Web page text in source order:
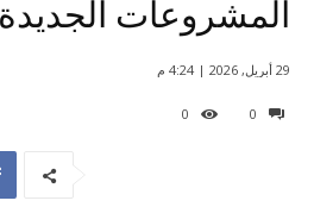
المشروعات
0
0
29 أبريل, 2026 | 4:24 م